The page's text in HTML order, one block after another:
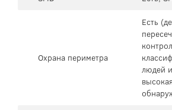
Охрана периметра
Есть
людей